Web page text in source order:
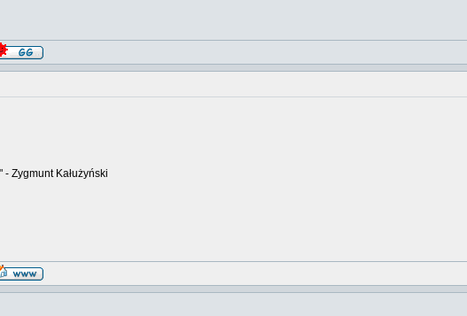
Zygmunt Kałużyński